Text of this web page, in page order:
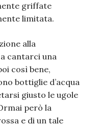
griffate
limitata.
alla
cantarci una
così bene,
bottiglie d’acqua
giusto le ugole
però la
e di un tale